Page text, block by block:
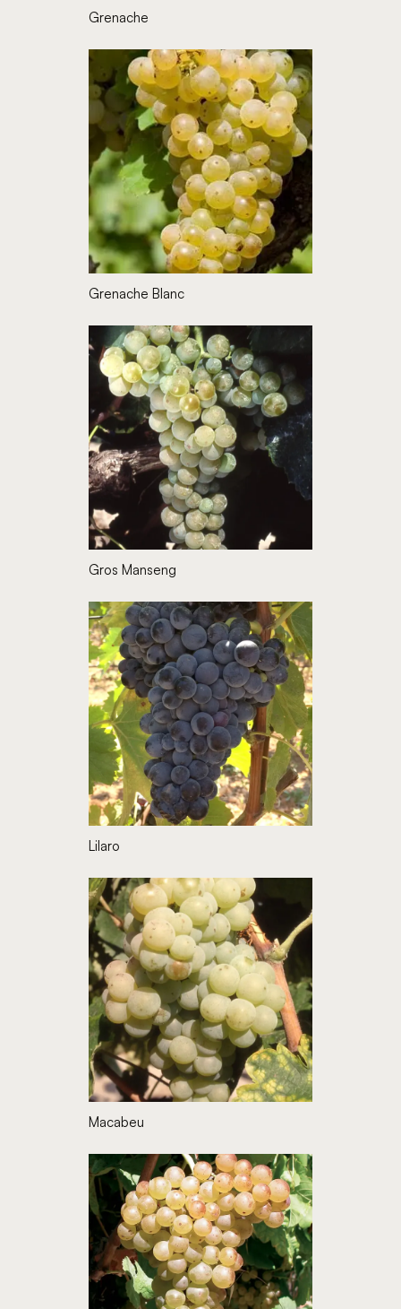
Grenache
Grenache Blanc
Gros Manseng
Lilaro
Macabeu